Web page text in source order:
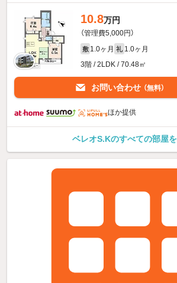
10.8万円
（管理費5,000円）
敷 1.0ヶ月 礼 1.0ヶ月
3階 / 2LDK / 70.48㎡
お問い合わせ （無料）
ほか提供
ベレオS.Kのすべての部屋